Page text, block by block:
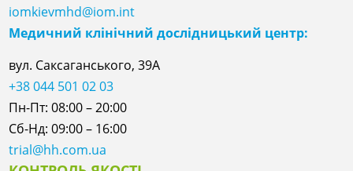
iomkievmhd@iom.int
Медичний клінічний дослідницький центр:
вул. Саксаганського, 39А
+38 044 501 02 03
Пн-Пт: 08:00 – 20:00
Сб-Нд: 09:00 – 16:00
trial@hh.com.ua